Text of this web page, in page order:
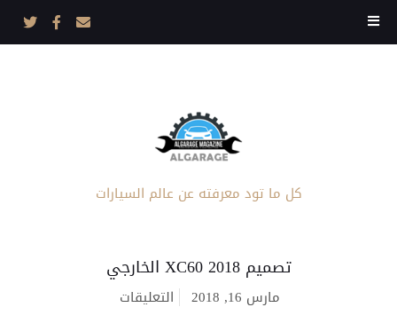
كل ما تود معرفته عن عالم السيارات
تصميم XC60 2018 الخارجي
مارس 16, 2018 التعليقات